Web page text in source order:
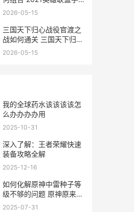
游奎因
2026-05-15
三国天下归心战役官渡之
战如何通关 三国天下归心
战役4-1怎么过
2026-05-15
我的全球药水该该该该怎
么办办办办用
2025-10-31
深入了解：王者荣耀快速
装备攻略全解
2025-12-16
如何化解原神中雷种子等
级不够的问题 原神原来是
这么解决的吗
2025-07-31